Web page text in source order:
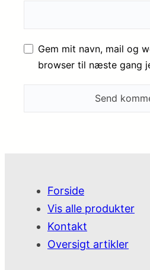
Gem mit navn, mail og
browser til næste gang
Forside
Vis alle produkter
Kontakt
Oversigt artikler